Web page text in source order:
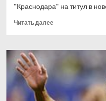
"Краснодара" на титул в
Читать далееПрочитать
Мостовой:
Сперцяна
Кордобы
Мусаев